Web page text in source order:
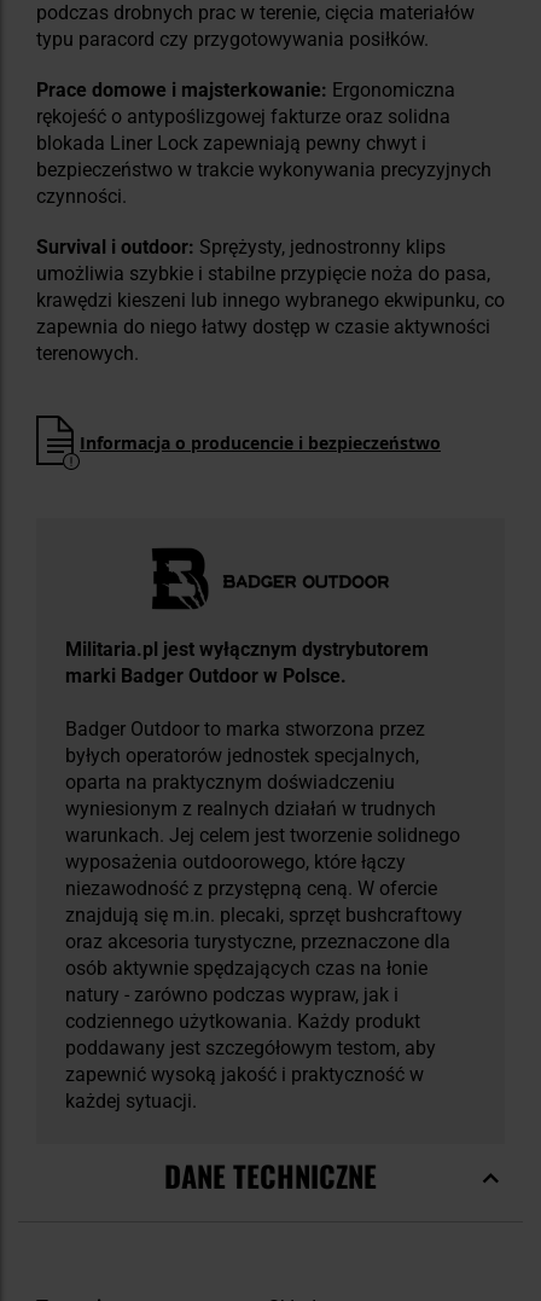
podczas drobnych prac w terenie, cięcia materiałów
typu paracord czy przygotowywania posiłków.
Prace domowe i majsterkowanie: Ergonomiczna
rękojeść o antypoślizgowej fakturze oraz solidna
blokada Liner Lock zapewniają pewny chwyt i
bezpieczeństwo w trakcie wykonywania precyzyjnych
czynności.
Survival i outdoor: Sprężysty, jednostronny klips
umożliwia szybkie i stabilne przypięcie noża do pasa,
krawędzi kieszeni lub innego wybranego ekwipunku, co
zapewnia do niego łatwy dostęp w czasie aktywności
terenowych.
Informacja o producencie i bezpieczeństwo
Militaria.pl jest wyłącznym dystrybutorem
marki Badger Outdoor w Polsce.
Badger Outdoor to marka stworzona przez
byłych operatorów jednostek specjalnych,
oparta na praktycznym doświadczeniu
wyniesionym z realnych działań w trudnych
warunkach. Jej celem jest tworzenie solidnego
wyposażenia outdoorowego, które łączy
niezawodność z przystępną ceną. W ofercie
znajdują się m.in. plecaki, sprzęt bushcraftowy
oraz akcesoria turystyczne, przeznaczone dla
osób aktywnie spędzających czas na łonie
natury - zarówno podczas wypraw, jak i
codziennego użytkowania. Każdy produkt
poddawany jest szczegółowym testom, aby
zapewnić wysoką jakość i praktyczność w
każdej sytuacji.
DANE TECHNICZNE